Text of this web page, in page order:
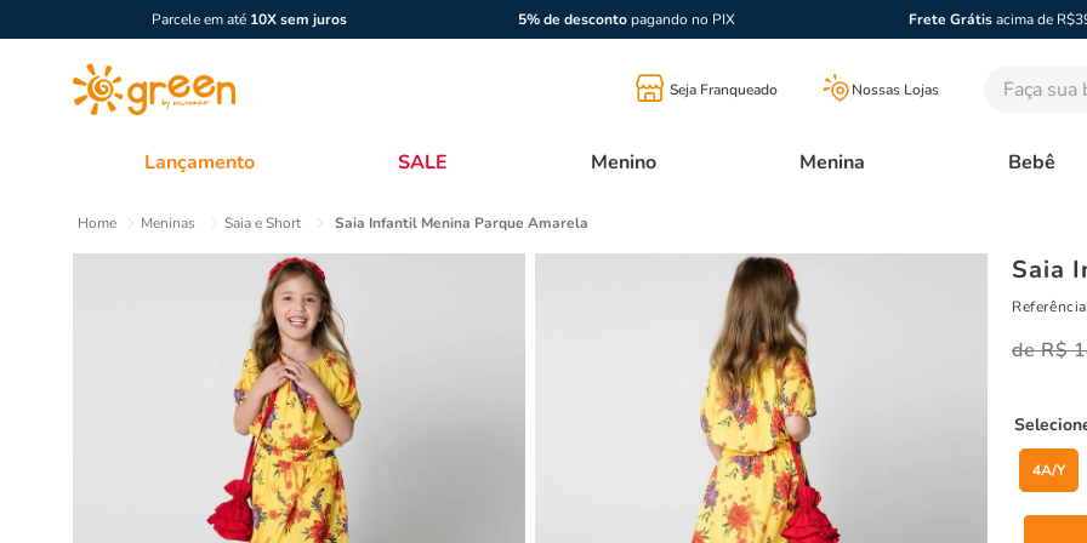
Parcele em até 10X sem juros 5% de descontopagando no PIX Frete Grátisacima de
Seja Franqueado Nossas Lojas Faça sua
Lançamento SALE Menino Menina Bebê
Meninas Saia e Short Saia Infantil Menina Parque Amarela
Saia
Referência
R$
4A/Y